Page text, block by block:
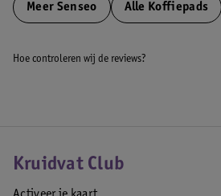
Meer Senseo Alle Koffiepads
Hoe controleren wij de reviews?
Kruidvat Club